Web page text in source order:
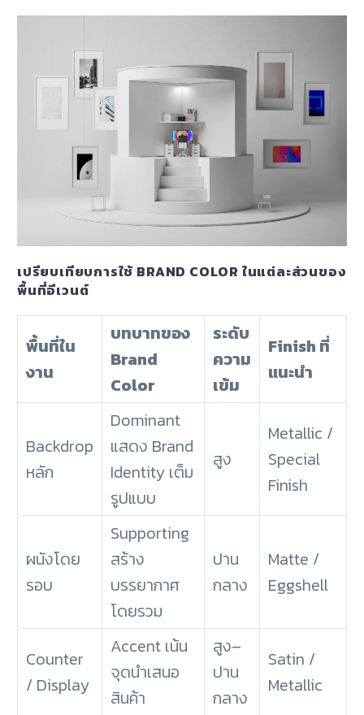
เปรียบเทียบการใช้ BRAND COLOR ในแต่ละส่วนของ
พื้นที่อีเวนต์
พื้นที่ใน
งาน
บทบาทของ
Brand
Color
ระดับ
ความ
เข้ม
Finish ที่
แนะนำ
Backdrop
หลัก
Dominant
แสดง Brand
Identity เต็ม
รูปแบบ
สูง
Metallic /
Special
Finish
ผนังโดย
รอบ
Supporting
สร้าง
บรรยากาศ
โดยรวม
ปาน
กลาง
Matte /
Eggshell
Counter
/ Display
Accent เน้น
จุดนำเสนอ
สินค้า
สูง–
ปาน
กลาง
Satin /
Metallic